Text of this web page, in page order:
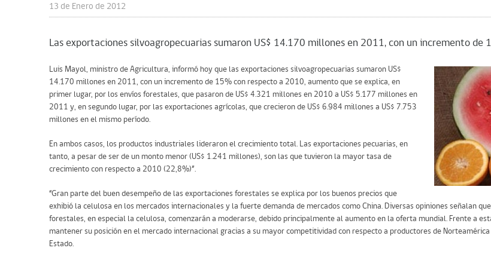
13 de Enero de 2012
Las exportaciones silvoagropecuarias sumaron US$ 14.170 millones en 2011, con un incremento de
Luis Mayol, ministro de Agricultura, informó hoy que las exportaciones silvoagropecuarias sumaron US$
14.170 millones en 2011, con un incremento de 15% con respecto a 2010, aumento que se explica, en
primer lugar, por los envíos forestales, que pasaron de US$ 4.321 millones en 2010 a US$ 5.177 millones en
2011 y, en segundo lugar, por las exportaciones agrícolas, que crecieron de US$ 6.984 millones a US$ 7.753
millones en el mismo período.
En ambos casos, los productos industriales lideraron el crecimiento total. Las exportaciones pecuarias, en
tanto, a pesar de ser de un monto menor (US$ 1.241 millones), son las que tuvieron la mayor tasa de
crecimiento con respecto a 2010 (22,8%)”.
“Gran parte del buen desempeño de las exportaciones forestales se explica por los buenos precios que
exhibió la celulosa en los mercados internacionales y la fuerte demanda de mercados como China. Diversas opiniones señalan
forestales, en especial la celulosa, comenzarán a moderarse, debido principalmente al aumento en la oferta mundial. Frente a
mantener su posición en el mercado internacional gracias a su mayor competitividad con respecto a productores de
Estado.